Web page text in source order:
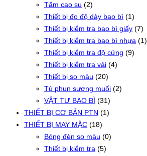
Tấm cao su (2)
Thiết bị đo độ dày bao bì (1)
Thiết bị kiểm tra bao bì giấy (7)
Thiết bị kiểm tra bao bì nhựa (1)
Thiết bị kiểm tra độ cứng (9)
Thiết bị kiểm tra vải (4)
Thiết bị so màu (20)
Tủ phun sương muối (2)
VẬT TƯ BAO BÌ (31)
THIẾT BỊ CƠ BẢN PTN (1)
THIẾT BỊ MAY MẶC (18)
Bóng đèn so màu (0)
Thiết bị kiểm tra (5)